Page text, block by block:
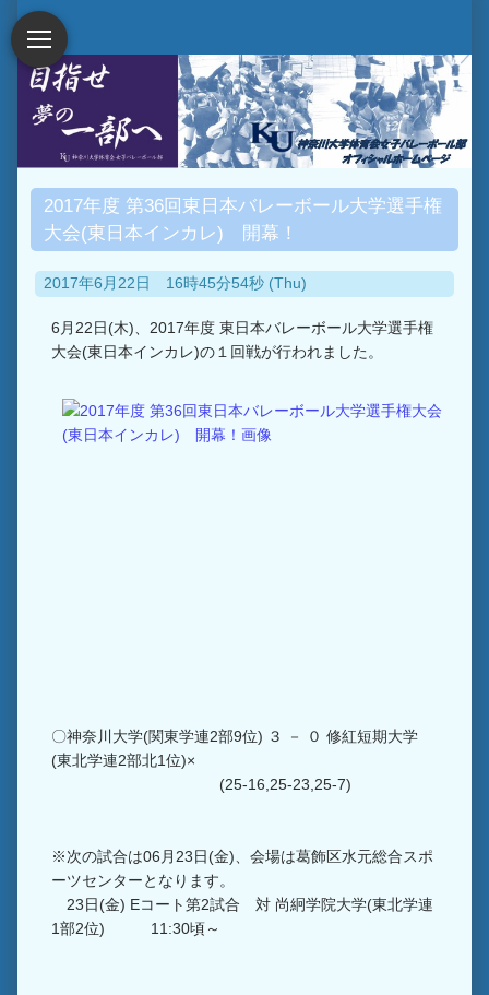
2017年度 第36回東日本バレーボール大学選手権
大会(東日本インカレ) 開幕！
2017年6月22日 16時45分54秒 (Thu)
6月22日(木)、2017年度 東日本バレーボール大学選手権
大会(東日本インカレ)の１回戦が行われました。
〇神奈川大学(関東学連2部9位) ３ － ０ 修紅短期大学
(東北学連2部北1位)×
(25-16,25-23,25-7)
※次の試合は06月23日(金)、会場は葛飾区水元総合スポ
ーツセンターとなります。
23日(金) Eコート第2試合 対 尚絅学院大学(東北学連
1部2位) 11:30頃～